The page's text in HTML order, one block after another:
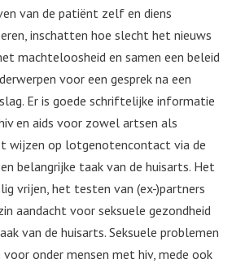
van de patiënt zelf en diens
inschatten hoe slecht het nieuws
machteloosheid en samen een beleid
voor een gesprek na een
Er is goede schriftelijke informatie
en aids voor zowel artsen als
wijzen op lotgenotencontact via de
belangrijke taak van de huisarts. Het
vrijen, het testen van (ex-)partners
aandacht voor seksuele gezondheid
van de huisarts. Seksuele problemen
onder mensen met hiv, mede ook